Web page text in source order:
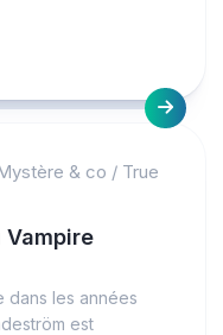
& co / True
dans les années
est